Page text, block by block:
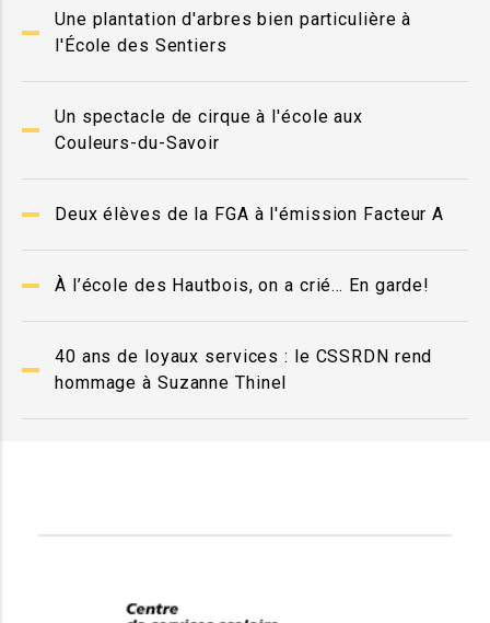
Une plantation d'arbres bien particulière à
l'École des Sentiers
Un spectacle de cirque à l'école aux
Couleurs-du-Savoir
Deux élèves de la FGA à l'émission Facteur A
À l’école des Hautbois, on a crié… En garde!
40 ans de loyaux services : le CSSRDN rend
hommage à Suzanne Thinel